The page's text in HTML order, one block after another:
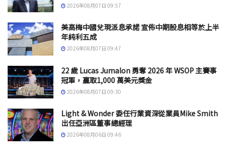
2026年08月07日 09:57
美高梅中國兌現派息承諾 宣佈中期股息相等於上半
年純利五成
2026年08月07日 09:47
22 歲 Lucas Jumalon 勇奪 2026 年 WSOP 主賽事
冠軍，贏取1,000 萬美元獎金
2026年08月07日 09:30
Light & Wonder 委任行業資深從業員Mike Smith
出任亞洲區董事總經理
2026年08月06日 09:46